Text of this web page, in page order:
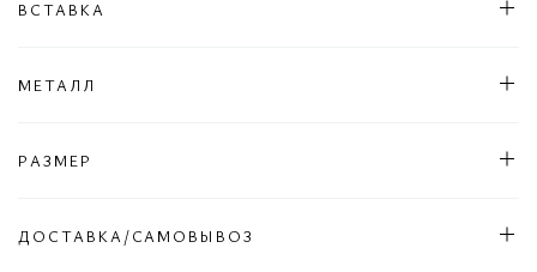
ВСТАВКА
МЕТАЛЛ
РАЗМЕР
ДОСТАВКА/САМОВЫВОЗ